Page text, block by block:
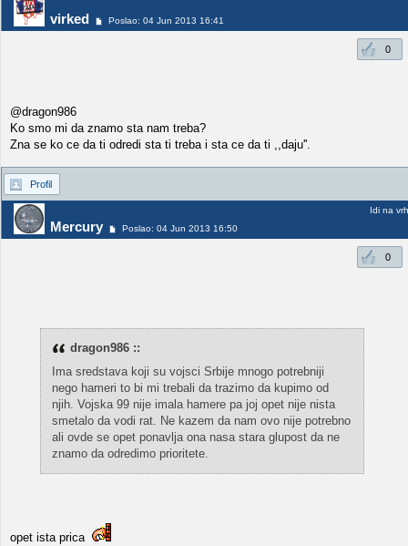
virked Poslao: 04 Jun 2013 16:41
0
@dragon986
Ko smo mi da znamo sta nam treba?
Zna se ko ce da ti odredi sta ti treba i sta ce da ti ,,daju''.
Profil
Mercury Poslao: 04 Jun 2013 16:50
Idi na vrh
0
dragon986 ::
Ima sredstava koji su vojsci Srbije mnogo potrebniji
nego hameri to bi mi trebali da trazimo da kupimo od
njih. Vojska 99 nije imala hamere pa joj opet nije nista
smetalo da vodi rat. Ne kazem da nam ovo nije potrebno
ali ovde se opet ponavlja ona nasa stara glupost da ne
znamo da odredimo prioritete.
opet ista prica